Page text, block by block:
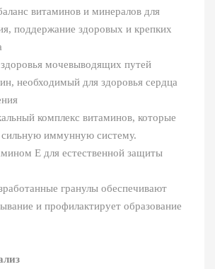
витаминов и минералов для
поддержание здоровых и крепких
мочевыводящих путей
необходимый для здоровья сердца
комплекс витаминов, которые
иммунную систему.
Е для естественной защиты
гранулы обеспечивают
и профилактирует образование